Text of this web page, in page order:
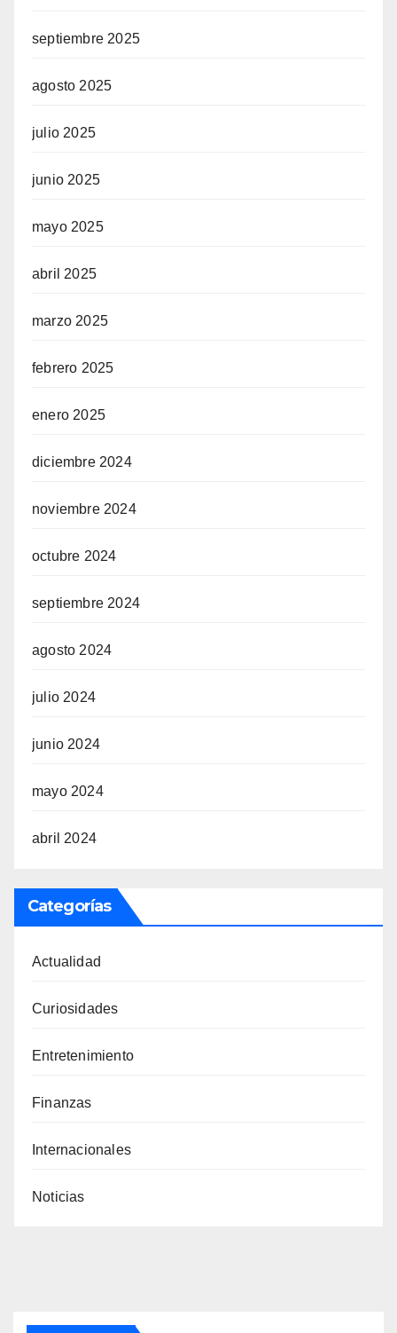
septiembre 2025
agosto 2025
julio 2025
junio 2025
mayo 2025
abril 2025
marzo 2025
febrero 2025
enero 2025
diciembre 2024
noviembre 2024
octubre 2024
septiembre 2024
agosto 2024
julio 2024
junio 2024
mayo 2024
abril 2024
Categorías
Actualidad
Curiosidades
Entretenimiento
Finanzas
Internacionales
Noticias